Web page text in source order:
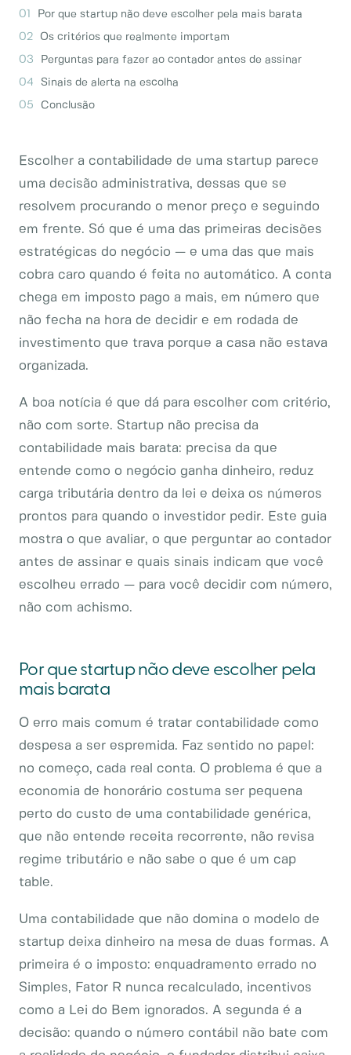
Por que startup não deve escolher pela mais barata
Os critérios que realmente importam
Perguntas para fazer ao contador antes de assinar
Sinais de alerta na escolha
Conclusão
Escolher a contabilidade de uma startup parece
uma decisão administrativa, dessas que se
resolvem procurando o menor preço e seguindo
em frente. Só que é uma das primeiras decisões
estratégicas do negócio — e uma das que mais
cobra caro quando é feita no automático. A conta
chega em imposto pago a mais, em número que
não fecha na hora de decidir e em rodada de
investimento que trava porque a casa não estava
organizada.
A boa notícia é que dá para escolher com critério,
não com sorte. Startup não precisa da
contabilidade mais barata: precisa da que
entende como o negócio ganha dinheiro, reduz
carga tributária dentro da lei e deixa os números
prontos para quando o investidor pedir. Este guia
mostra o que avaliar, o que perguntar ao contador
antes de assinar e quais sinais indicam que você
escolheu errado — para você decidir com número,
não com achismo.
Por que startup não deve escolher pela
mais barata
O erro mais comum é tratar contabilidade como
despesa a ser espremida. Faz sentido no papel:
no começo, cada real conta. O problema é que a
economia de honorário costuma ser pequena
perto do custo de uma contabilidade genérica,
que não entende receita recorrente, não revisa
regime tributário e não sabe o que é um cap
table.
Uma contabilidade que não domina o modelo de
startup deixa dinheiro na mesa de duas formas. A
primeira é o imposto: enquadramento errado no
Simples, Fator R nunca recalculado, incentivos
como a Lei do Bem ignorados. A segunda é a
decisão: quando o número contábil não bate com